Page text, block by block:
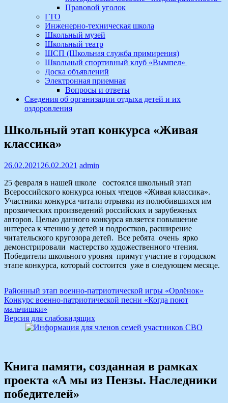
Правовой уголок
ГТО
Инженерно-техническая школа
Школьный музей
Школьный театр
ШСП (Школьная служба примирения)
Школьный спортивный клуб «Вымпел»
Доска объявлений
Электронная приемная
Вопросы и ответы
Сведения об организации отдыха детей и их
оздоровления
Школьный этап конкурса «Живая
классика»
26.02.2021 26.02.2021 admin
25 февраля в нашей школе состоялся школьный этап
Всероссийского конкурса юных чтецов «Живая классика».
Участники конкурса читали отрывки из полюбившихся им
прозаических произведений российских и зарубежных
авторов. Целью данного конкурса является повышение
интереса к чтению у детей и подростков, расширение
читательского кругозора детей. Все ребята очень ярко
демонстрировали мастерство художественного чтения.
Победители школьного уровня примут участие в городском
этапе конкурса, который состоится уже в следующем месяце.
Навигация
по
записям
Районный этап военно-патриотической игры «Орлёнок»
Конкурс военно-патриотической песни «Когда поют
мальчишки»
Версия для слабовидящих
Книга памяти, созданная в рамках
проекта «А мы из Пензы. Наследники
победителей»